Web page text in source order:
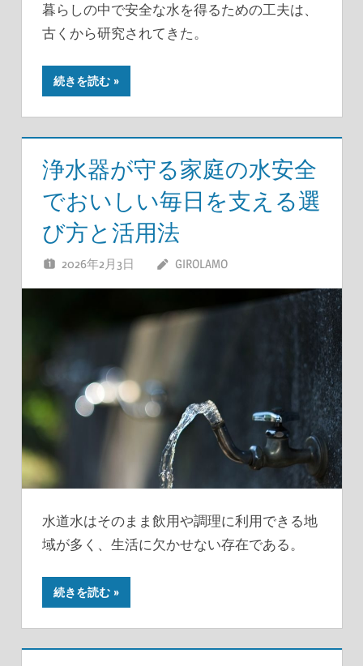
暮らしの中で安全な水を得るための工夫は、
古くから研究されてきた。
続きを読む
浄水器が守る家庭の水安全
でおいしい毎日を支える選
び方と活用法
2026年2月3日 GIROLAMO
水道水はそのまま飲用や調理に利用できる地
域が多く、生活に欠かせない存在である。
続きを読む